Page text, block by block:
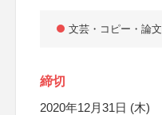
文芸・コピー・論文
締切
2020年12月31日 (木)